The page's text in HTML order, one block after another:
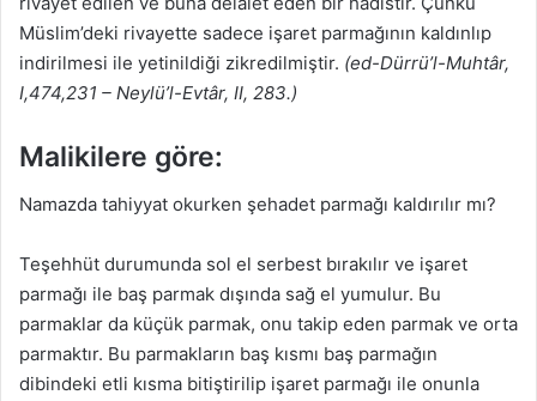
Müslim’deki rivayette sadece işaret parmağının kaldınlıp
indirilmesi ile yetinildiği zikredilmiştir. (ed-Dürrü’l-Muhtâr,
I,474,231 – Neylü’l-Evtâr, II, 283.)
Malikilere göre:
Namazda tahiyyat okurken şehadet parmağı kaldırılır mı?
Teşehhüt durumunda sol el serbest bırakılır ve işaret
parmağı ile baş parmak dışında sağ el yumulur. Bu
parmaklar da küçük parmak, onu takip eden parmak ve orta
parmaktır. Bu parmakların baş kısmı baş parmağın
dibindeki etli kısma bitiştirilip işaret parmağı ile onunla